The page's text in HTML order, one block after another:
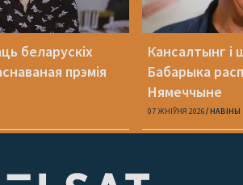
беларускіх
прэмія
Кансалтынг і
Бабарыка
Нямеччыне
07 ЖНІЎНЯ 2026 НАВІНЫ